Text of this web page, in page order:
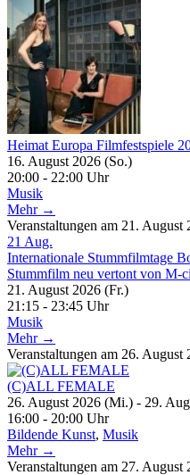
Heimat Europa Filmfestspiele
16. August 2026 (So.)
20:00 - 22:00 Uhr
Musik
Mehr →
Veranstaltungen am 21. August
21 Aug.
Internationale Stummfilmtage
Stummfilm neu vertont von M-
21. August 2026 (Fr.)
21:15 - 23:45 Uhr
Musik
Mehr →
Veranstaltungen am 26. August
(C)ALL FEMALE
26. August 2026 (Mi.) - 29.
16:00 - 20:00 Uhr
Bildende Kunst, Musik
Mehr →
Veranstaltungen am 27. August